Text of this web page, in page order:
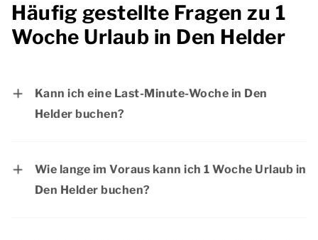
Häufig gestellte Fragen zu 1
Woche Urlaub in Den Helder
Kann ich eine Last-Minute-Woche in Den
Helder buchen?
Wie lange im Voraus kann ich 1 Woche Urlaub in
Den Helder buchen?